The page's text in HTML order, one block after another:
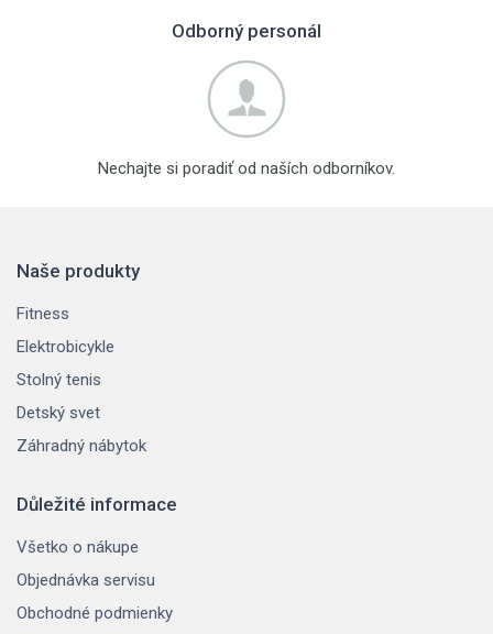
Odborný personál
Nechajte si poradiť od naších odborníkov.
Naše produkty
Fitness
Elektrobicykle
Stolný tenis
Detský svet
Záhradný nábytok
Důležité informace
Všetko o nákupe
Objednávka servisu
Obchodné podmienky